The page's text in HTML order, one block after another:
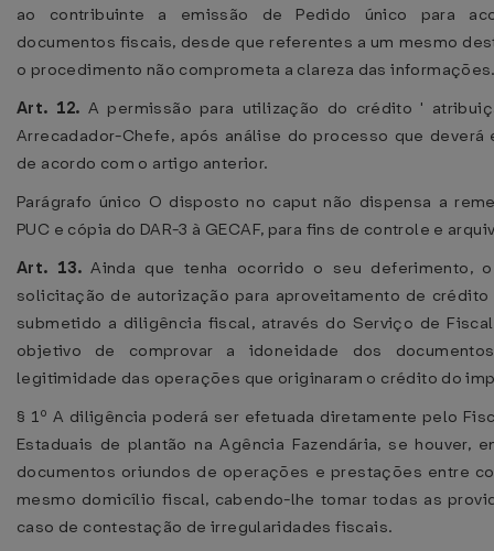
ao contribuinte a emissão de Pedido único para
documentos fiscais, desde que referentes a um mesmo
o procedimento não comprometa a clareza das
Art. 12. A permissão para utilização do crédito '
Arrecadador-Chefe, após análise do processo que deverá
de acordo com o artigo anterior.
Parágrafo único O disposto no caput não dispensa a
PUC e cópia do DAR-3 à GECAF, para fins de controle e
Art. 13.Ainda que tenha ocorrido o seu deferimento,
solicitação de autorização para aproveitamento de
submetido a diligência fiscal, através do Serviço de
objetivo de comprovar a idoneidade dos
legitimidade das operações que originaram o crédito do
§ 1º A diligência poderá ser efetuada diretamente pelo
Estaduais de plantão na Agência Fazendária, se houver,
documentos oriundos de operações e prestações entre
mesmo domicílio fiscal, cabendo-lhe tomar todas as
caso de contestação de irregularidades fiscais.